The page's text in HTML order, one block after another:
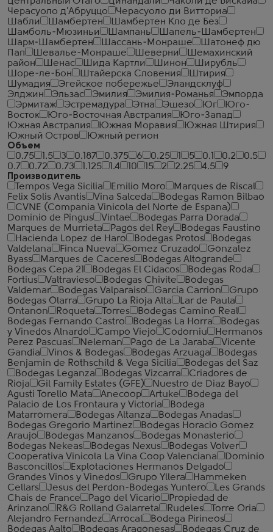
Черасуоло д'Абруццо
Черасуоло ди Витториа
Шабли
Шамбертен
Шамбертен Кло де Без
Шамболь-Мюзиньи
Шампань
Шапель-Шамбертен
Шарм-Шамбертен
Шассань-Монраше
Шатонеф дю
Пап
Шевалье-Монраше Шеверни
Шемахинский
район
Шенас Шида Картли Шинон
Ширубль
Шоре-ле-Бон
Штайерска Словения
Штирия
Шумадия
Эгейское побережье
Эландсклуф
Элджин
Эльзас Эмилия Эмилия-Романья
Эмпорда
Эрмитаж
Эстремадура Этна Эшезо Юг
Юго-
Восток
Юго-Восточная Австралия
Юго-Запад
Южная Австралия
Южная Моравия
Южная Штирия
Южный Остров
Южный регион
Объем
0.75
1.5 3 0.187 0.375 6 0.25 5 0.1 0.2
0.5
0.7
0.72 0.73 1.125 1.4 10 15 2 2.25 4.5
9
Производитель
Tempos Vega Sicilia
Emilio Moro
Marques de Riscal
Felix Solis Avantis
Vina Salceda
Bodegas Ramon Bilbao
CVNE (Compania Vinicola del Norte de Espana)
Dominio de Pingus
Vintae
Bodegas Parra Dorada
Marques de Murrieta
Pagos del Rey
Bodegas Faustino
Hacienda Lopez de Haro
Bodegas Protos
Bodegas
Valdelana
Finca Nueva Gomez Cruzado
Gonzalez
Byass
Marques de Caceres
Bodegas Altogrande
Bodegas Cepa 21
Bodegas El Cidacos
Bodegas Roda
Fortius
Valtravieso Bodegas Chivite
Bodegas
Valdemar
Bodegas Valparaiso Garcia Carrion
Grupo
Bodegas Olarra
Grupo La Rioja Alta
Lar de Paula
Ontanon
Roqueta Torres
Bodegas Camino Real
Bodegas Fernando Castro
Bodegas La Horra
Bodegas
y Vinedos Alnardo
Campo Viejo Codorniu
Hermanos
Perez Pascuas
Neleman Pago de La Jaraba
Vicente
Gandia
Vinos & Bodegas Bodegas Arzuaga
Bodegas
Benjamin de Rothschild & Vega Sicilia
Bodegas del Saz
Bodegas Leganza
Bodegas Vizcarra
Criadores de
Rioja
Gil Family Estates (GFE)
Nuestro de Diaz Bayo
Agusti Torello Mata
Anecoop Artuke
Bodega del
Palacio de Los Frontaura y Victoria
Bodega
Matarromera
Bodegas Altanza
Bodegas Anadas
Bodegas Gregorio Martinez
Bodegas Horacio Gomez
Araujo
Bodegas Manzanos
Bodegas Monasterio
Bodegas Nekeas
Bodegas Nexus
Bodegas Volver
Cooperativa Vinicola La Vina Coop Valenciana
Dominio
Basconcillos
Explotaciones Hermanos Delgado
Grandes Vinos y Vinedos
Grupo Yllera
Hammeken
Cellars
Jesus del Perdon-Bodegas Yuntero
Les Grands
Chais de France
Pago del Vicario
Propiedad de
Arinzano
R&G Rolland Galarreta Rudeles
Torre Oria
Alejandro Fernandez
Arrocal
Bodega Pirineos
Bodegas Aalto
Bodegas Aragonesas
Bodegas Cruz de